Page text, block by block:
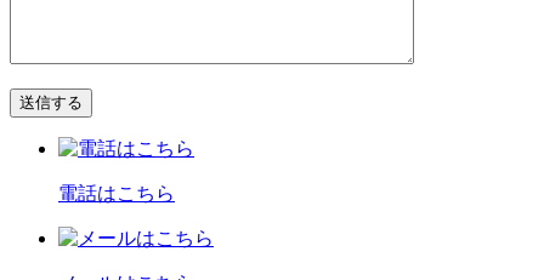
電話はこちら